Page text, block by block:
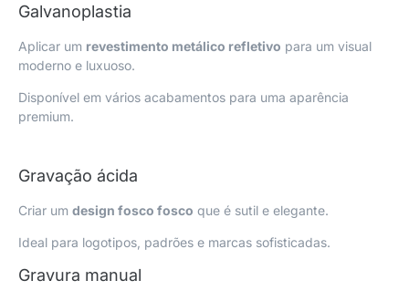
Galvanoplastia
Aplicar um revestimento metálico refletivo para um visual
moderno e luxuoso.
Disponível em vários acabamentos para uma aparência
premium.
Gravação ácida
Criar um design fosco fosco que é sutil e elegante.
Ideal para logotipos, padrões e marcas sofisticadas.
Gravura manual